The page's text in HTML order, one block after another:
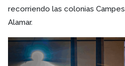
recorriendo las colonias
Alamar.